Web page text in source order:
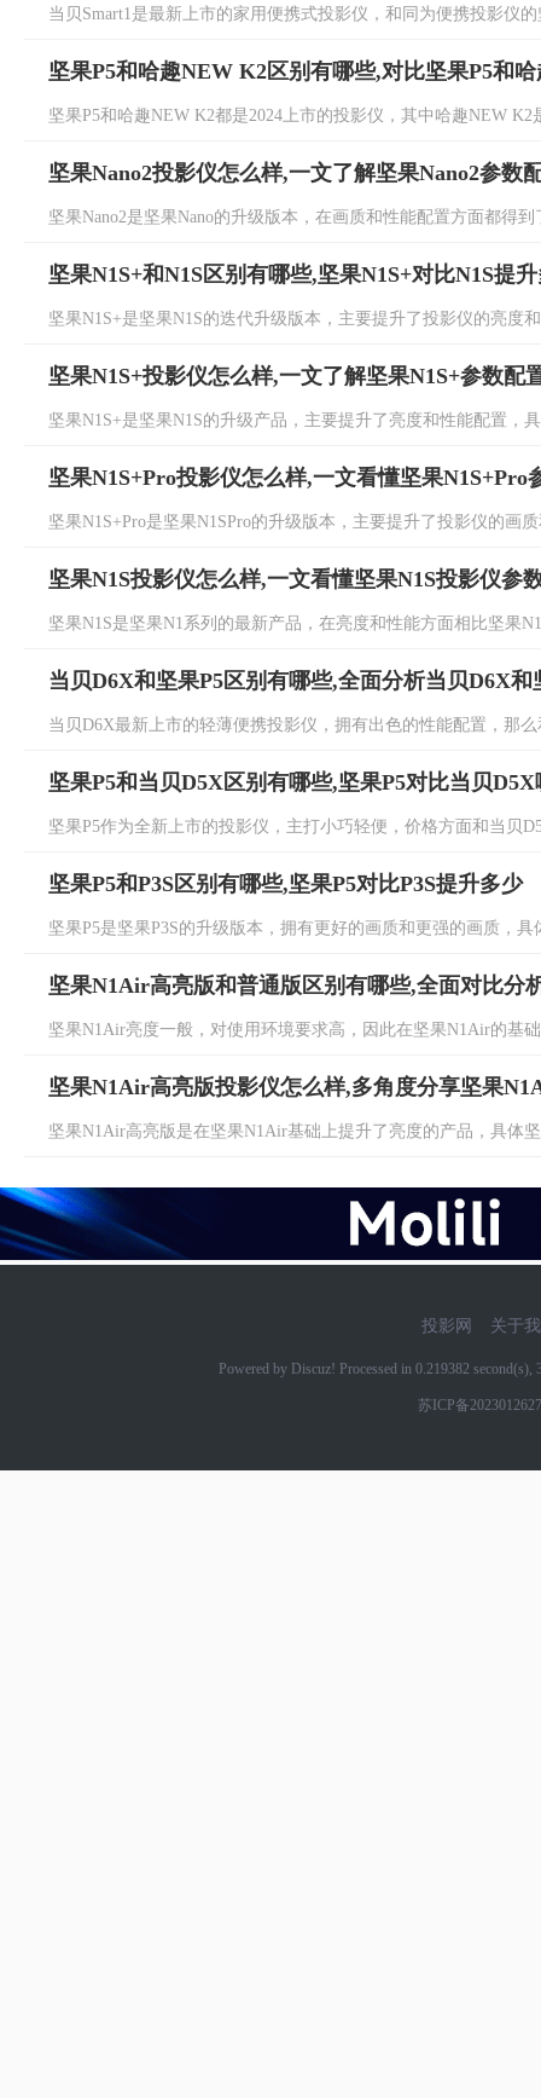
当贝Smart1是最新上市的家用便携式投影仪，和同为便携投影仪
坚果P5和哈趣NEW K2区别有哪些,对比坚果P5和
坚果P5和哈趣NEW K2都是2024上市的投影仪，其中哈趣NEW
坚果Nano2投影仪怎么样,一文了解坚果Nano2参数
坚果Nano2是坚果Nano的升级版本，在画质和性能配置方面都得
坚果N1S+和N1S区别有哪些,坚果N1S+对比N1S提
坚果N1S+是坚果N1S的迭代升级版本，主要提升了投影仪的亮度
坚果N1S+投影仪怎么样,一文了解坚果N1S+参数配
坚果N1S+是坚果N1S的升级产品，主要提升了亮度和性能配置，
坚果N1S+Pro投影仪怎么样,一文看懂坚果N1S+Pro
坚果N1S+Pro是坚果N1SPro的升级版本，主要提升了投影仪的画
坚果N1S投影仪怎么样,一文看懂坚果N1S投影仪参
坚果N1S是坚果N1系列的最新产品，在亮度和性能方面相比坚果
当贝D6X和坚果P5区别有哪些,全面分析当贝D6X和
当贝D6X最新上市的轻薄便携投影仪，拥有出色的性能配置，那
坚果P5和当贝D5X区别有哪些,坚果P5对比当贝D5X
坚果P5作为全新上市的投影仪，主打小巧轻便，价格方面和当贝
坚果P5和P3S区别有哪些,坚果P5对比P3S提升多少
坚果P5是坚果P3S的升级版本，拥有更好的画质和更强的画质，
坚果N1Air高亮版和普通版区别有哪些,全面对比分
坚果N1Air亮度一般，对使用环境要求高，因此在坚果N1Air的基
坚果N1Air高亮版投影仪怎么样,多角度分享坚果
坚果N1Air高亮版是在坚果N1Air基础上提升了亮度的产品，具体
投影网 关于
Powered by Discuz! Processed in 0.219382
苏ICP备